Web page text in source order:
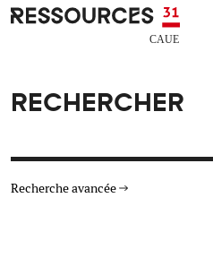
Aller au contenu principal
CAUE RESSOURCES 31
RECHERCHER
Recherche avancée